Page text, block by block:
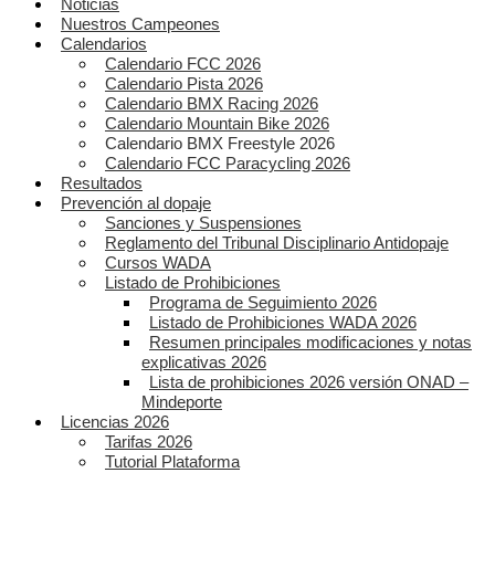
Noticias
Nuestros Campeones
Calendarios
Calendario FCC 2026
Calendario Pista 2026
Calendario BMX Racing 2026
Calendario Mountain Bike 2026
Calendario BMX Freestyle 2026
Calendario FCC Paracycling 2026
Resultados
Prevención al dopaje
Sanciones y Suspensiones
Reglamento del Tribunal Disciplinario Antidopaje
Cursos WADA
Listado de Prohibiciones
Programa de Seguimiento 2026
Listado de Prohibiciones WADA 2026
Resumen principales modificaciones y notas
explicativas 2026
Lista de prohibiciones 2026 versión ONAD –
Mindeporte
Licencias 2026
Tarifas 2026
Tutorial Plataforma